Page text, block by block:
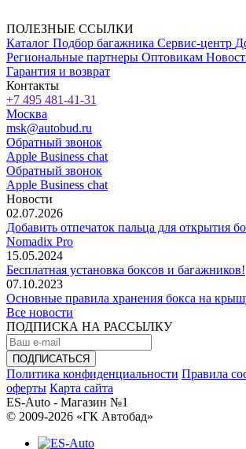
ПОЛЕЗНЫЕ ССЫЛКИ
Каталог Подбор багажника Сервис-центр
Региональные партнеры Оптовикам
Гарантия и возврат
Контакты
+7 495 481-41-31
Москва
msk@autobud.ru
Обратный звонок
Apple Business chat
Обратный звонок
Apple Business chat
Новости
02.07.2026
Добавить отпечаток пальца для открытия
Nomadix Pro
15.05.2024
Бесплатная установка боксов и багажников!
07.10.2023
Основные правила хранения бокса на
Все новости
ПОДПИСКА НА РАССЫЛКУ
Политика конфиденциальности Правила
оферты Карта сайта
ES-Auto - Магазин №1
© 2009-2026 «ГК Автобад»